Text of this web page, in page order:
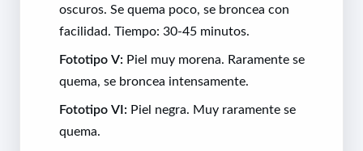
oscuros. Se quema poco, se broncea con
facilidad. Tiempo: 30-45 minutos.
Fototipo V: Piel muy morena. Raramente se
quema, se broncea intensamente.
Fototipo VI: Piel negra. Muy raramente se
quema.